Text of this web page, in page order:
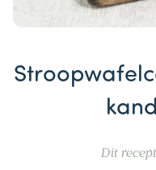
Dit
of